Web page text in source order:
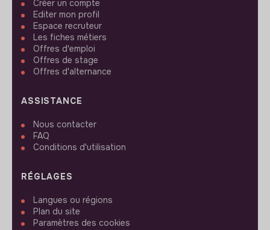
Créer un compte
Editer mon profil
Espace recruteur
Les fiches métiers
Offres d'emploi
Offres de stage
Offres d'alternance
ASSISTANCE
Nous contacter
FAQ
Conditions d'utilisation
RÉGLAGES
Langues ou régions
Plan du site
Paramètres des cookies